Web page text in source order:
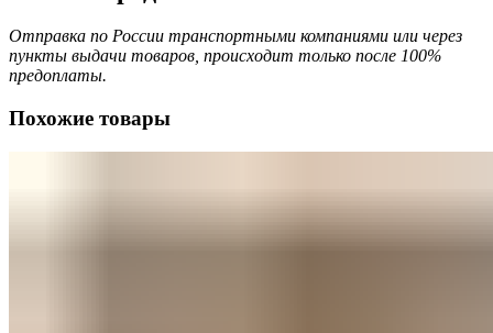
Отправка по России транспортными компаниями или через
пункты выдачи товаров, происходит только после 100%
предоплаты.
Похожие товары